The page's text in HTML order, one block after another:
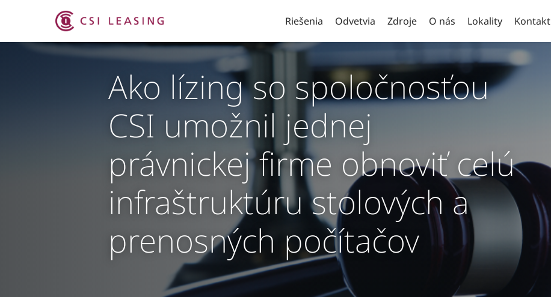
Riešenia Odvetvia Zdroje O nás Lokality Kontakt
Ako lízing so spoločnosťou
CSI umožnil jednej
právnickej firme obnoviť celú
infraštruktúru stolových a
prenosných počítačov